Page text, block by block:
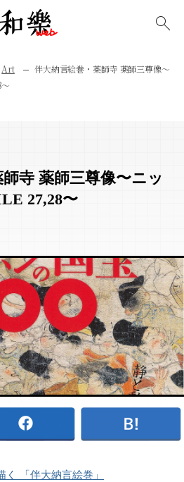
Art
伴大納言絵巻・薬師寺 薬師三尊像〜
寺 薬師三尊像〜ニッ
27,28〜
「伴大納言絵巻」